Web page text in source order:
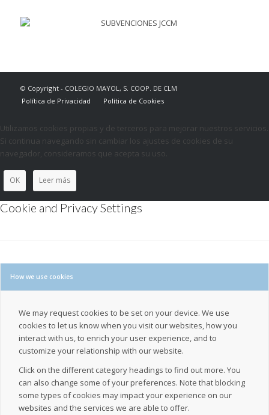
© Copyright - COLEGIO MAYOL, S. COOP. DE CLM
Política de Privacidad
Política de Cookies
Utilizamos cookies propias y de terceros para mejorar nuestros servicios.
Si continua navegando sin cambiar los ajustes de cookies de su
navegador, consideramos que acepta su uso.
OK Leer más
Cookie and Privacy Settings
How we use cookies
We may request cookies to be set on your device. We use
cookies to let us know when you visit our websites, how you
interact with us, to enrich your user experience, and to
customize your relationship with our website.
Click on the different category headings to find out more. You
can also change some of your preferences. Note that blocking
some types of cookies may impact your experience on our
websites and the services we are able to offer.